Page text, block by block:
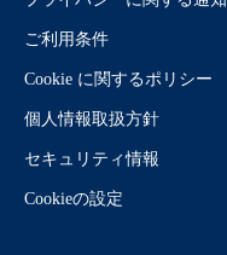
ご利用条件
Cookie に関するポリシー
個人情報取扱方針
セキュリティ情報
Cookieの設定